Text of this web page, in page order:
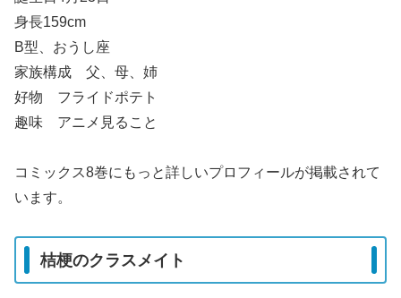
身長159cm
B型、おうし座
家族構成 父、母、姉
好物 フライドポテト
趣味 アニメ見ること
コミックス8巻にもっと詳しいプロフィールが掲載されて
います。
桔梗のクラスメイト